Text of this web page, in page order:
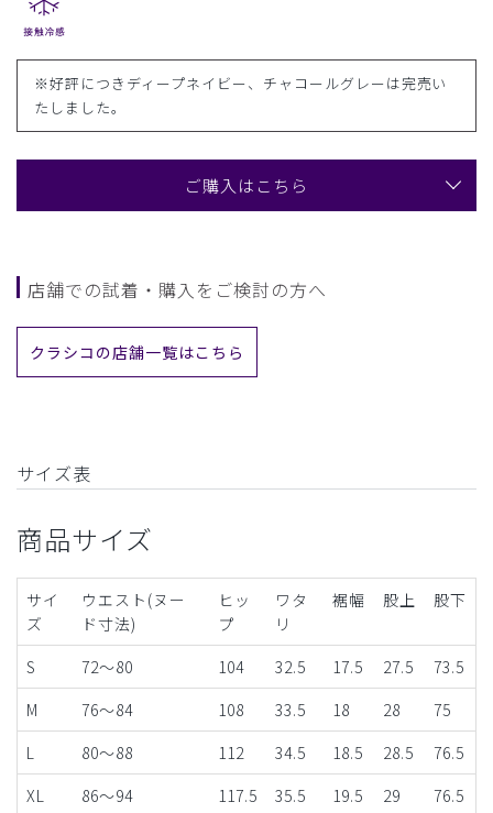
※好評につきディープネイビー、チャコールグレーは完売い
たしました。
ご購入はこちら
店舗での試着・購入をご検討の方へ
クラシコの店舗一覧はこちら
サイズ表
商品サイズ
サイ
ズ
ウエスト(ヌー
ド寸法)
ヒッ
プ
ワタ
リ
裾幅 股上 股下
S 72～80 104 32.5 17.5 27.5
73.5
M
76～84 108 33.5 18 28
75
L
80～88 112 34.5 18.5 28.5
76.5
XL
86～94 117.5 35.5 19.5 29
76.5